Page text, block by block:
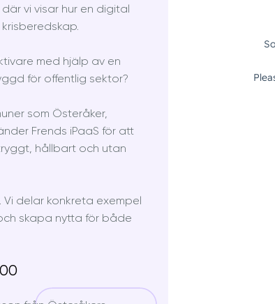
vi visar hur en digital
med hjälp av en
för offentlig sektor?
som Österåker,
Frends iPaaS för att
hållbart och utan
delar konkreta exempel
skapa nytta för både